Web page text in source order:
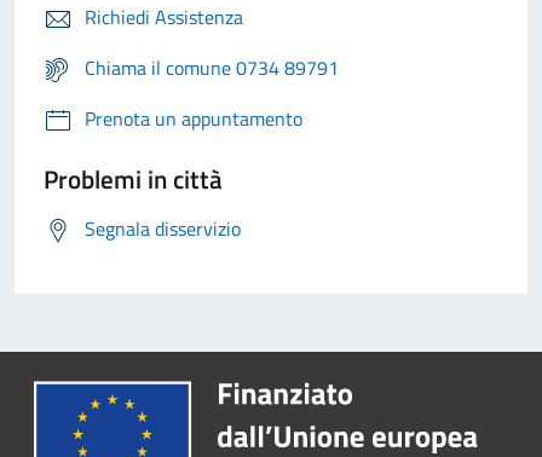
Richiedi Assistenza
Chiama il comune 0734 89791
Prenota un appuntamento
Problemi in città
Segnala disservizio